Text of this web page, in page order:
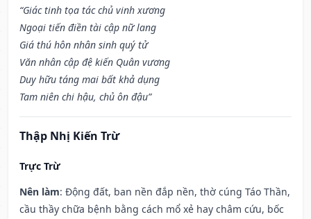
“Giác tinh tọa tác chủ vinh xương
Ngoại tiến điền tài cập nữ lang
Giá thú hôn nhân sinh quý tử
Văn nhân cập đệ kiến Quân vương
Duy hữu táng mai bất khả dụng
Tam niên chi hậu, chủ ôn đậu”
Thập Nhị Kiến Trừ
Trực Trừ
Nên làm: Động đất, ban nền đắp nền, thờ cúng Táo Thần,
cầu thầy chữa bệnh bằng cách mổ xẻ hay châm cứu, bốc